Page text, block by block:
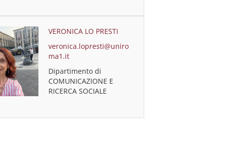
VERONICA LO PRESTI
veronica.lopresti@uniro
ma1.it
Dipartimento di
COMUNICAZIONE E
RICERCA SOCIALE